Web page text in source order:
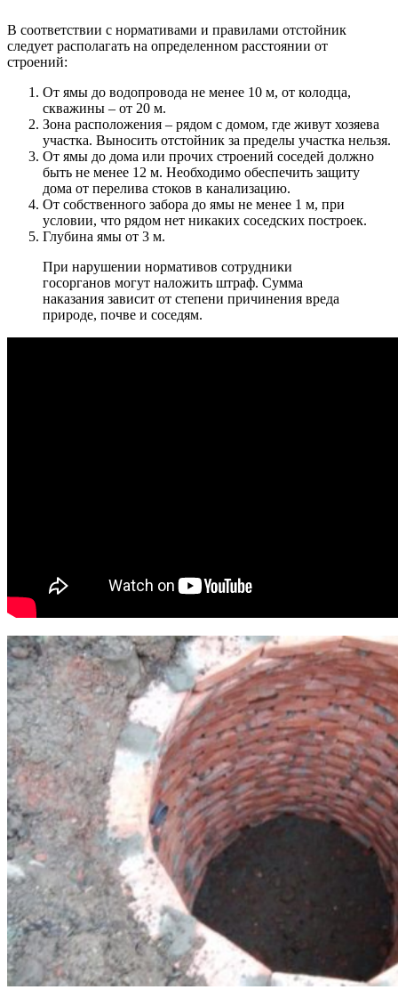
В соответствии с нормативами и правилами отстойник
следует располагать на определенном расстоянии от
строений:
От ямы до водопровода не менее 10 м, от колодца,
скважины – от 20 м.
Зона расположения – рядом с домом, где живут хозяева
участка. Выносить отстойник за пределы участка нельзя.
От ямы до дома или прочих строений соседей должно
быть не менее 12 м. Необходимо обеспечить защиту
дома от перелива стоков в канализацию.
От собственного забора до ямы не менее 1 м, при
условии, что рядом нет никаких соседских построек.
Глубина ямы от 3 м.
При нарушении нормативов сотрудники
госорганов могут наложить штраф. Сумма
наказания зависит от степени причинения вреда
природе, почве и соседям.